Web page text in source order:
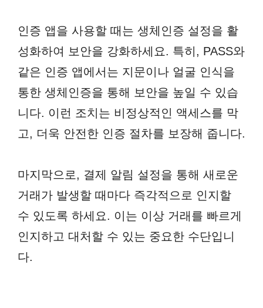
인증 앱을 사용할 때는 생체인증 설정을 활
성화하여 보안을 강화하세요. 특히, PASS와
같은 인증 앱에서는 지문이나 얼굴 인식을
통한 생체인증을 통해 보안을 높일 수 있습
니다. 이런 조치는 비정상적인 액세스를 막
고, 더욱 안전한 인증 절차를 보장해 줍니다.
마지막으로, 결제 알림 설정을 통해 새로운
거래가 발생할 때마다 즉각적으로 인지할
수 있도록 하세요. 이는 이상 거래를 빠르게
인지하고 대처할 수 있는 중요한 수단입니
다.